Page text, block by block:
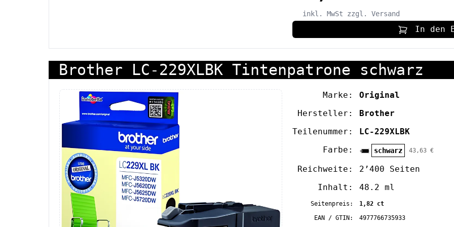
inkl. MwSt zzgl. Versand
In den
Brother LC-229XLBK Tintenpatrone schwarz
Marke:
Original
Hersteller:
Brother
Teilenummer:
LC-229XLBK
Farbe:
schwarz 43,63 €
Reichweite:
2’400 Seiten
Inhalt:
48.2 ml
Seitenpreis:
1,82 ct
EAN / GTIN:
4977766735933